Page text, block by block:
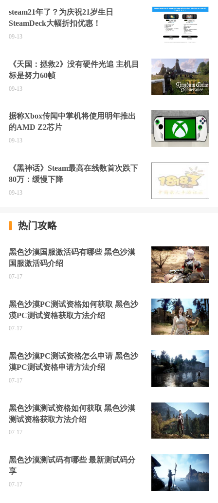
steam21年了？为庆祝21岁生日
SteamDeck大幅折扣优惠！
09-13
《天国：拯救2》没有硬件光追 主机目
标是努力60帧
09-13
据称Xbox传闻中掌机将使用明年推出
的AMD Z2芯片
09-13
《黑神话》Steam最高在线数首次跌下
80万：缓慢下降
09-13
热门攻略
黑色沙漠国服激活码有哪些 黑色沙漠
国服激活码介绍
07-17
黑色沙漠PC测试资格如何获取 黑色沙
漠PC测试资格获取方法介绍
07-17
黑色沙漠PC测试资格怎么申请 黑色沙
漠PC测试资格申请方法介绍
07-17
黑色沙漠测试资格如何获取 黑色沙漠
测试资格获取方法介绍
07-17
黑色沙漠测试码有哪些 最新测试码分
享
07-17